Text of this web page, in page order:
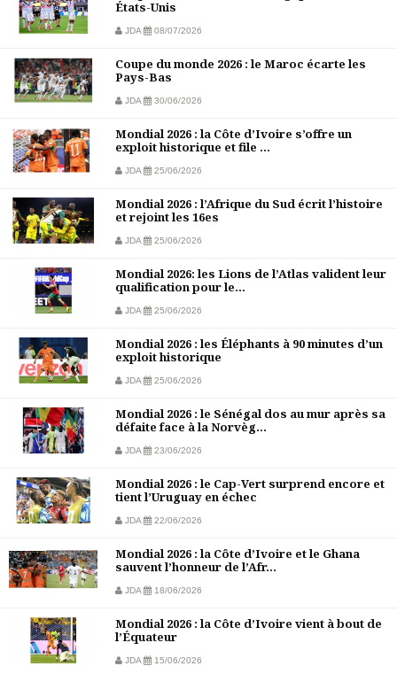
États-Unis
JDA 08/07/2026
Coupe du monde 2026 : le Maroc écarte les
Pays-Bas
JDA 30/06/2026
Mondial 2026 : la Côte d’Ivoire s’offre un
exploit historique et file ...
JDA 25/06/2026
Mondial 2026 : l’Afrique du Sud écrit l’histoire
et rejoint les 16es
JDA 25/06/2026
Mondial 2026: les Lions de l’Atlas valident leur
qualification pour le...
JDA 25/06/2026
Mondial 2026 : les Éléphants à 90 minutes d’un
exploit historique
JDA 25/06/2026
Mondial 2026 : le Sénégal dos au mur après sa
défaite face à la Norvèg...
JDA 23/06/2026
Mondial 2026 : le Cap-Vert surprend encore et
tient l’Uruguay en échec
JDA 22/06/2026
Mondial 2026 : la Côte d’Ivoire et le Ghana
sauvent l’honneur de l’Afr...
JDA 18/06/2026
Mondial 2026 : la Côte d’Ivoire vient à bout de
l’Équateur
JDA 15/06/2026